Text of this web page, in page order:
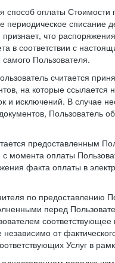
способ оплаты Стоимости
периодическое списание
что
в соответствии с
Пользователя.
считается
на которые
и исключений. В случае
Пользователь
предоставленным
момента оплаты
факта оплаты в
по предоставлению
перед
от
Услуг в